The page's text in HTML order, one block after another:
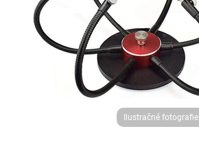
Ilustračné fotografie